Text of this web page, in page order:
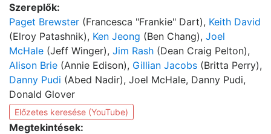
Szereplők:
Paget Brewster (Francesca "Frankie" Dart), Keith David
(Elroy Patashnik), Ken Jeong (Ben Chang), Joel
McHale (Jeff Winger), Jim Rash (Dean Craig Pelton),
Alison Brie (Annie Edison), Gillian Jacobs (Britta Perry),
Danny Pudi (Abed Nadir), Joel McHale, Danny Pudi,
Donald Glover
Előzetes keresése (YouTube)
Megtekintések: